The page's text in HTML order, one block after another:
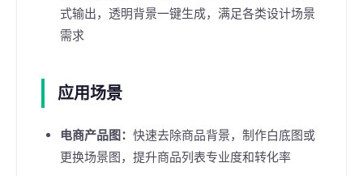
式输出，透明背景一键生成，满足各类设计场景
需求
应用场景
电商产品图： 快速去除商品背景，制作白底图或
更换场景图，提升商品列表专业度和转化率